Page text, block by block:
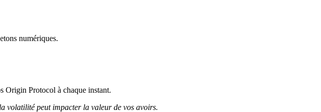
numériques.
Origin Protocol à chaque instant.
volatilité peut impacter la valeur de vos avoirs.